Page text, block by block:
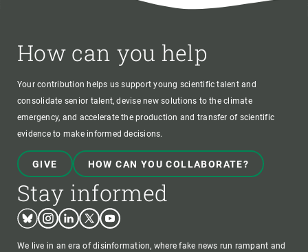
How can you help
Your contribution helps us support young scientific talent and
consolidate senior talent, devise new solutions to the climate
emergency, and accelerate the production and transfer of scientific
evidence to make informed decisions.
GIVE HOW CAN YOU COLLABORATE?
Stay informed
BlueskyInstagram
LinkedinTwitterYoutube
We live in an era of disinformation, where fake news run rampant and